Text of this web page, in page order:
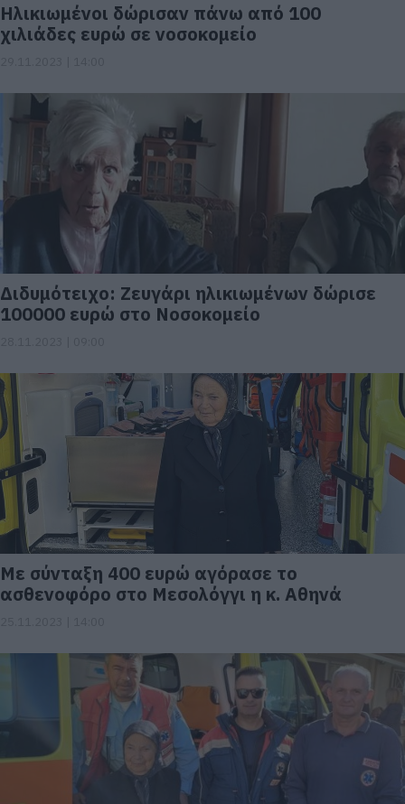
Ηλικιωμένοι δώρισαν πάνω από 100
χιλιάδες ευρώ σε νοσοκομείο
Διδυμότειχο: Ζευγάρι ηλικιωμένων δώρισε
100000 ευρώ στο Νοσοκομείο
Με σύνταξη 400 ευρώ αγόρασε το
ασθενοφόρο στο Μεσολόγγι η κ. Αθηνά